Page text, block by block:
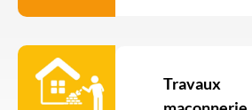
Travaux